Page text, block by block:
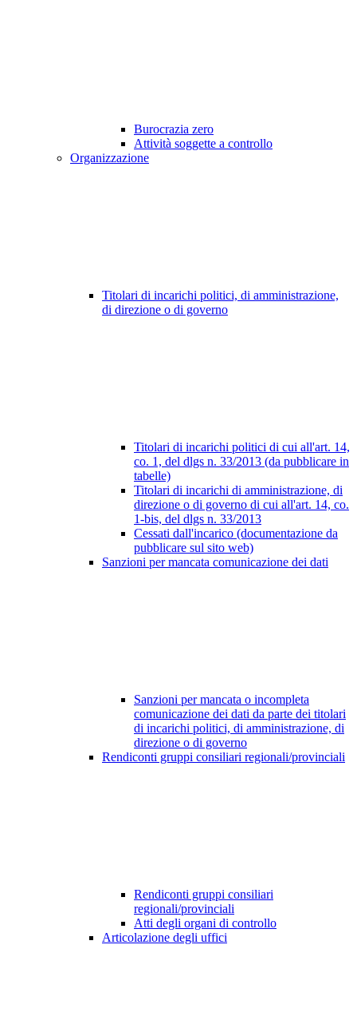
Burocrazia zero
Attività soggette a controllo
Organizzazione
Titolari di incarichi politici, di amministrazione,
di direzione o di governo
Titolari di incarichi politici di cui all'art. 14,
co. 1, del dlgs n. 33/2013 (da pubblicare in
tabelle)
Titolari di incarichi di amministrazione, di
direzione o di governo di cui all'art. 14, co.
1-bis, del dlgs n. 33/2013
Cessati dall'incarico (documentazione da
pubblicare sul sito web)
Sanzioni per mancata comunicazione dei dati
Sanzioni per mancata o incompleta
comunicazione dei dati da parte dei titolari
di incarichi politici, di amministrazione, di
direzione o di governo
Rendiconti gruppi consiliari regionali/provinciali
Rendiconti gruppi consiliari
regionali/provinciali
Atti degli organi di controllo
Articolazione degli uffici